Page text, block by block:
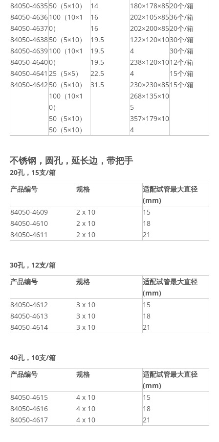
84050-4635
84050-4636
84050-4637
84050-4638
84050-4639
84050-4640
84050-4641
84050-4642
50（5×10）
100（10×1
0）
50（5×10）
100（10×1
0）
25（5×5）
50（5×10）
100（10×1
0）
50（5×10）
50（5×10）
14
16
16
19.5
19.5
19.5
22.5
31.5
180×178×85
202×105×85
202×200×85
122×120×10
4
238×120×10
4
230×230×85
268×135×10
5
357×179×10
4
20个/箱
36个/箱
20个/箱
30个/箱
30个/箱
12个/箱
15个/箱
15个/箱
不锈钢，圆孔，延长边，带把手
20孔，15支/箱
产品编号
规格
适配试管最大直径
(mm)
84050-4609
84050-4610
84050-4611
2 x 10
2 x 10
2 x 10
15
18
21
30孔，12支/箱
产品编号
规格
适配试管最大直径
(mm)
84050-4612
84050-4613
84050-4614
3 x 10
3 x 10
3 x 10
15
18
21
40孔，10支/箱
产品编号
规格
适配试管最大直径
(mm)
84050-4615
84050-4616
84050-4617
4 x 10
4 x 10
4 x 10
15
18
21